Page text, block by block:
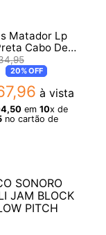
Matador Lp
Cabo De
,95
20%OFF
,96 à vista
,50em 10x de
no cartão de